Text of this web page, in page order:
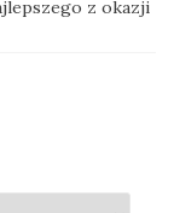
z okazji